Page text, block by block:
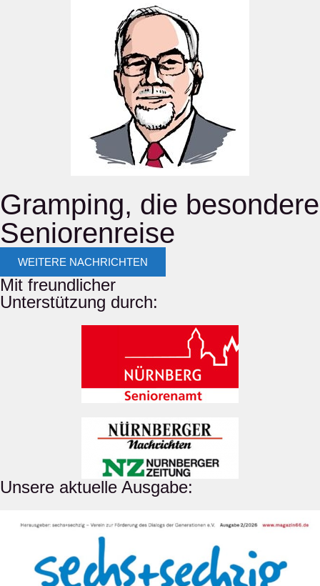
Gramping, die besondere
Seniorenreise
WEITERE NACHRICHTEN
Mit freundlicher
Unterstützung durch:
Unsere aktuelle Ausgabe: